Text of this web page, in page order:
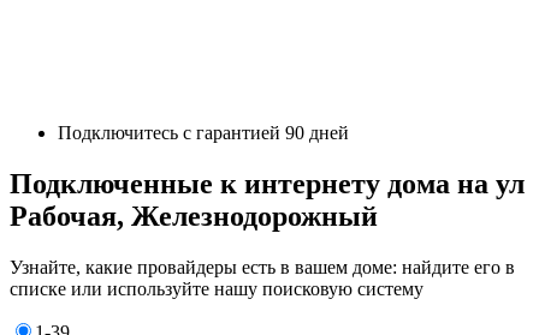
Подключитесь с гарантией 90 дней
Подключенные к интернету дома на ул
Рабочая, Железнодорожный
Узнайте, какие провайдеры есть в вашем доме: найдите его в
списке или используйте нашу поисковую систему